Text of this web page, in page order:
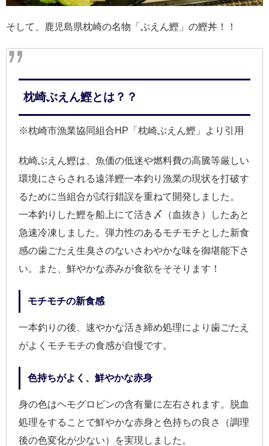
そして、鹿児島県枕崎の名物「ぶえん鰹」の鰹丼！！
枕崎ぶえん鰹とは？？
※枕崎市漁業協同組合HP「枕崎ぶえん鰹」より引用
枕崎ぶえん鰹は、魚価の低迷や燃料費の高騰等厳しい
環境にさらされる遠洋鰹一本釣り漁業の現状を打破す
るために当組合が試行錯誤を重ねて開発しました。
一本釣りした鰹を船上にて活き〆（血抜き）したあと
急速冷凍しました。弾力性のあるモチモチとした新食
感の歯ごたえ生臭さのないさわやかな味を御堪能下さ
い。また、鮮やかな赤みが食欲をそそります！
モチモチの新食感
一本釣りの後、速やかな活き締め処理により歯ごたえ
がよくモチモチの食感が自慢です。
色持ちがよく、鮮やかな赤身
身の色はヘモグロビンの含有量に左右されます。脱血
処理をすることで鮮やかな赤身と色持ちの良さ（調理
後の色変化が少ない）を実現しました。